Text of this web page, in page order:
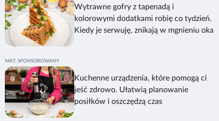
Wytrawne gofry z tapenadą i
kolorowymi dodatkami robię co tydzień.
Kiedy je serwuję, znikają w mgnieniu oka
Kuchenne urządzenia, które pomogą ci
jeść zdrowo. Ułatwią planowanie
posiłków i oszczędzą czas